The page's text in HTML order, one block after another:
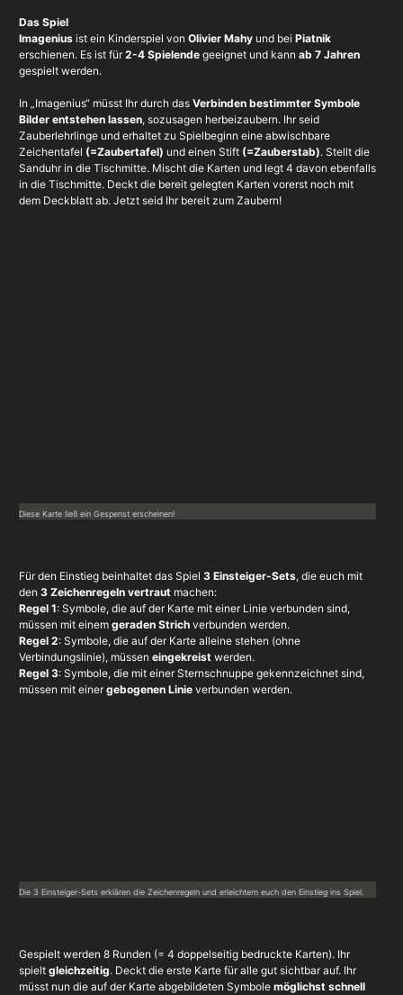
Das Spiel
Imagenius ist ein Kinderspiel von Olivier Mahyund bei Piatnik
erschienen. Es ist für2-4 Spielendegeeignet und kann ab 7 Jahren
gespielt werden.
In „Imagenius“ müsst Ihr durch das Verbinden bestimmter Symbole
Bilder entstehen lassen, sozusagen herbeizaubern. Ihr seid
Zauberlehrlinge und erhaltet zu Spielbeginn eine abwischbare
Zeichentafel (=Zaubertafel) und einen Stift (=Zauberstab). Stellt die
Sanduhr in die Tischmitte. Mischt die Karten und legt 4 davon ebenfalls
in die Tischmitte. Deckt die bereit gelegten Karten vorerst noch mit
dem Deckblatt ab. Jetzt seid Ihr bereit zum Zaubern!
Diese Karte ließ ein Gespenst erscheinen!
Für den Einstieg beinhaltet das Spiel 3 Einsteiger-Sets, die euch mit
den 3 Zeichenregeln vertrautmachen:
Regel 1: Symbole, die auf der Karte mit einer Linie verbunden sind,
müssen mit einem geraden Strichverbunden werden.
Regel 2: Symbole, die auf der Karte alleine stehen (ohne
Verbindungslinie), müssen eingekreistwerden.
Regel 3: Symbole, die mit einer Sternschnuppe gekennzeichnet sind,
müssen mit einergebogenen Linieverbunden werden.
Die 3 Einsteiger-Sets erklären die Zeichenregeln und erleichtern euch den Einstieg ins Spiel.
Gespielt werden 8 Runden (= 4 doppelseitig bedruckte Karten). Ihr
spielt gleichzeitig. Deckt die erste Karte für alle gut sichtbar auf. Ihr
müsst nun die auf der Karte abgebildeten Symbole möglichst schnell